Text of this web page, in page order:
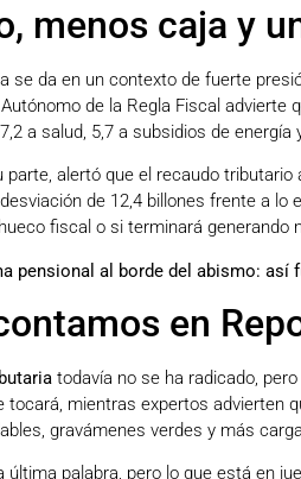
menos caja y
se da en un contexto de fuerte
de la Regla Fiscal advierte
a salud, 5,7 a subsidios de energía
parte, alertó que el recaudo tributario
de 12,4 billones frente a
fiscal o si terminará generando
pensional al borde del abismo:
en
todavía no se ha radicado,
tocará, mientras expertos advierten
gravámenes verdes y más
última palabra, pero lo que está en